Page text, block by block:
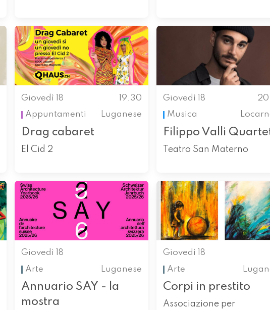
Giovedì 18
19.30
Appuntamenti
Luganese
Drag cabaret
El Cid 2
Giovedì 18
Musica
Filippo Valli
Teatro San Materno
Giovedì 18
Arte
Luganese
Annuario SAY - la
mostra
Giovedì 18
Arte
Corpi in prestito
Associazione per